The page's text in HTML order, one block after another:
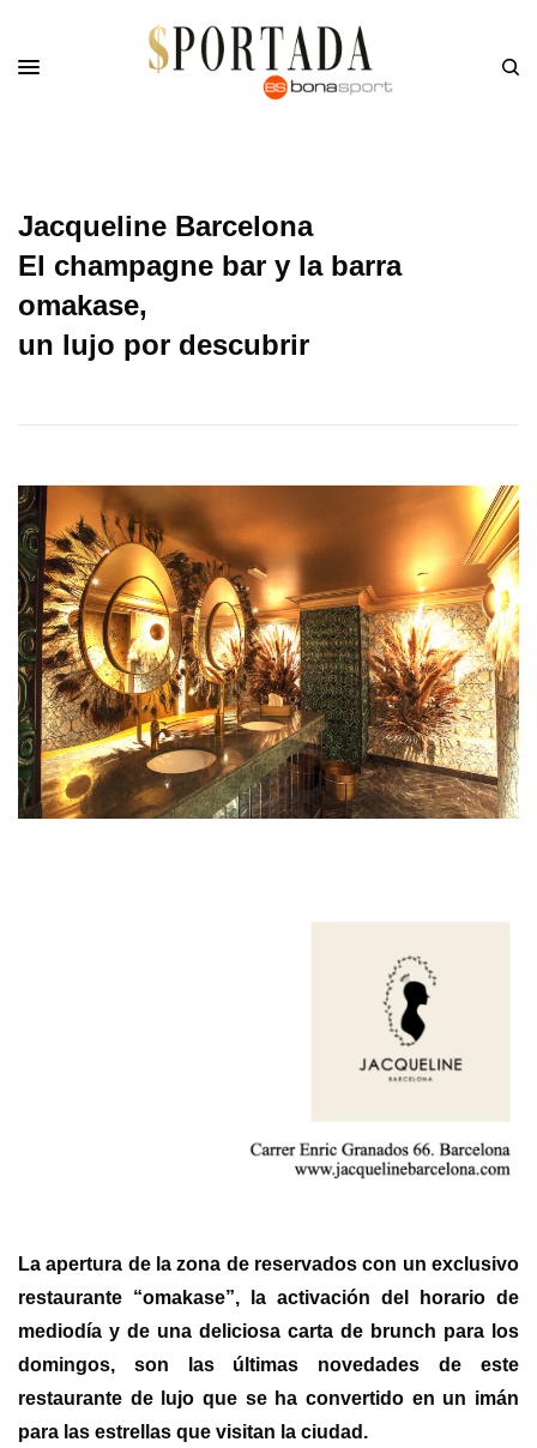
Jacqueline Barcelona
El champagne bar y la barra
omakase,
un lujo por descubrir
La apertura de la zona de reservados con un exclusivo
restaurante “omakase”, la activación del horario de
mediodía y de una deliciosa carta de brunch para los
domingos, son las últimas novedades de este
restaurante de lujo que se ha convertido en un imán
para las estrellas que visitan la ciudad.